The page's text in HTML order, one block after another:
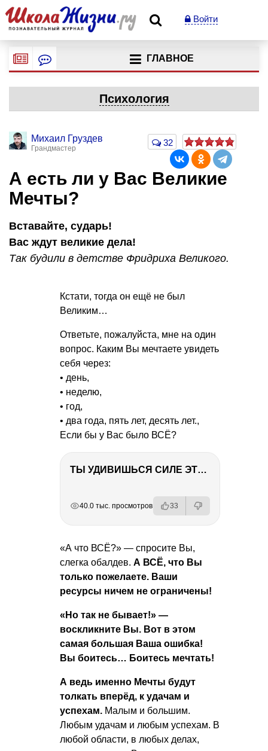
Войти
ГЛАВНОЕ
Психология
Михаил Груздев
Грандмастер
32
А есть ли у Вас Великие
Мечты?
Вставайте, сударь!
Вас ждут великие дела!
Так будили в детстве Фридриха Великого.
Кстати, тогда он ещё не был
Великим…
Ответьте, пожалуйста, мне на один
вопрос. Каким Вы мечтаете увидеть
себя через:
• день,
• неделю,
• год,
• два года, пять лет, десять лет.,
Если бы у Вас было ВСЁ?
ТЫ УДИВИШЬСЯ СИЛЕ ЭТО ЧЕЛОВЕКА! Блог о нашей поездке в Вышний Волочек
40.0 тыс. просмотров 33
«А что ВСЁ?» — спросите Вы,
слегка обалдев. А ВСЁ, что Вы
только пожелаете. Ваши
ресурсы ничем не ограничены!
«Но так не бывает!» —
воскликните Вы. Вот в этом
самая большая Ваша ошибка!
Вы боитесь… Боитесь мечтать!
А ведь именно Мечты будут
толкать вперёд, к удачам и
успехам. Малым и большим.
Любым удачам и любым успехам. В
любой области, в любых делах,